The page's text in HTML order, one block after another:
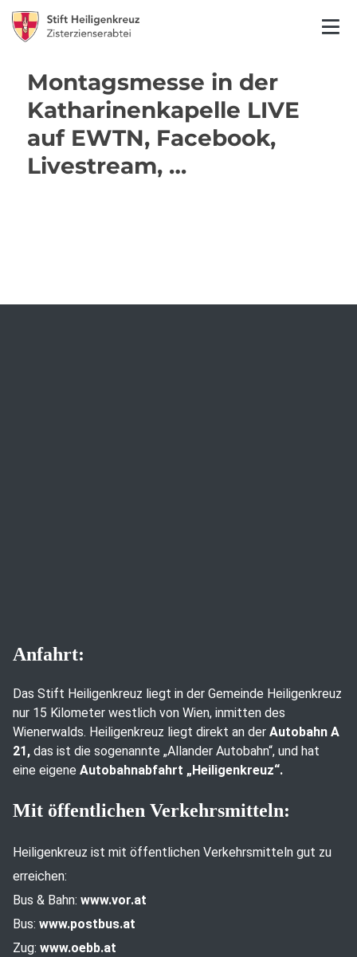
Montagsmesse in der
Katharinenkapelle LIVE
auf EWTN, Facebook,
Livestream, …
Anfahrt:
Das Stift Heiligenkreuz liegt in der Gemeinde Heiligenkreuz
nur 15 Kilometer westlich von Wien, inmitten des
Wienerwalds. Heiligenkreuz liegt direkt an der Autobahn A
21, das ist die sogenannte „Allander Autobahn“, und hat
eine eigene Autobahnabfahrt „Heiligenkreuz“.
Mit öffentlichen Verkehrsmitteln:
Heiligenkreuz ist mit öffentlichen Verkehrsmitteln gut zu
erreichen:
Bus & Bahn: www.vor.at
Bus: www.postbus.at
Zug: www.oebb.at